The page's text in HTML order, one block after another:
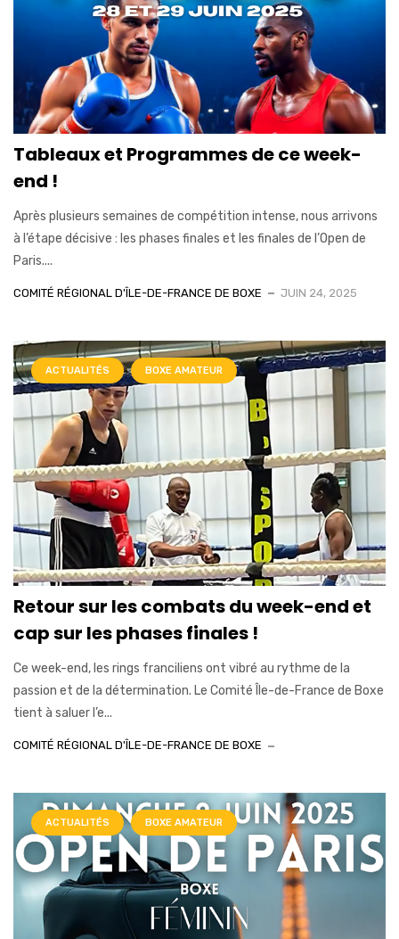
Tableaux et Programmes de ce week-
end !
Après plusieurs semaines de compétition intense, nous arrivons
à l’étape décisive : les phases finales et les finales de l’Open de
Paris....
COMITÉ RÉGIONAL D'ÎLE-DE-FRANCE DE BOXE JUIN 24, 2025
ACTUALITÉS BOXE AMATEUR
Retour sur les combats du week-end et
cap sur les phases finales !
Ce week-end, les rings franciliens ont vibré au rythme de la
passion et de la détermination. Le Comité Île-de-France de Boxe
tient à saluer l’e...
COMITÉ RÉGIONAL D'ÎLE-DE-FRANCE DE BOXE
ACTUALITÉS BOXE AMATEUR